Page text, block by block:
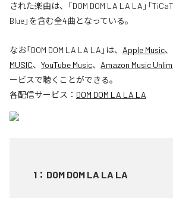
された楽曲は、「DOM DOM LA LA LA」「
Blue」を含む全4曲となっている。
なお「DOM DOM LA LA LA 」は、 Apple Music、
MUSIC、 YouTube Music、 Amazon Music
ービスで聴くことができる。
各配信サービス： DOM DOM LA LA LA
1 ： DOM DOM LA LA LA